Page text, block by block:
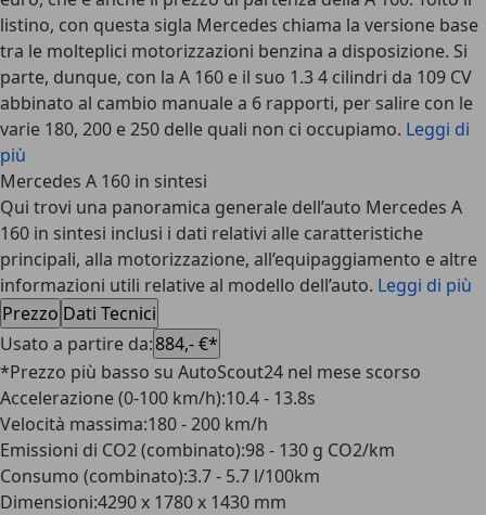
listino, con questa sigla Mercedes chiama la versione base
tra le molteplici motorizzazioni benzina a disposizione. Si
parte, dunque, con la A 160 e il suo 1.3 4 cilindri da 109 CV
abbinato al cambio manuale a 6 rapporti, per salire con le
varie 180, 200 e 250 delle quali non ci occupiamo. Leggi di
più
Mercedes A 160 in sintesi
Qui trovi una panoramica generale dell’auto Mercedes A
160 in sintesi inclusi i dati relativi alle caratteristiche
principali, alla motorizzazione, all’equipaggiamento e altre
informazioni utili relative al modello dell’auto. Leggi di più
Prezzo Dati Tecnici
Usato a partire da:884,- €*
*Prezzo più basso su AutoScout24 nel mese scorso
Accelerazione (0-100 km/h):10.4 - 13.8s
Velocità massima:180 - 200 km/h
Emissioni di CO2 (combinato):98 - 130 g CO2/km
Consumo (combinato):3.7 - 5.7 l/100km
Dimensioni:4290 x 1780 x 1430 mm